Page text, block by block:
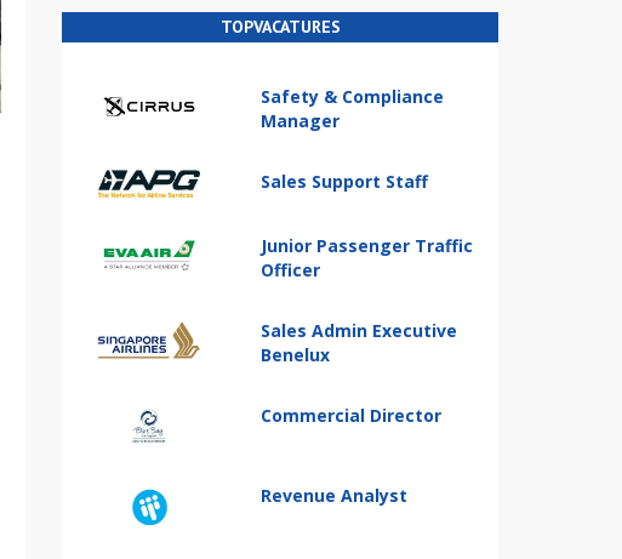
TOPVACATURES
Safety & Compliance
Manager
Sales Support Staff
Junior Passenger Traffic
Officer
Sales Admin Executive
Benelux
Commercial Director
Revenue Analyst